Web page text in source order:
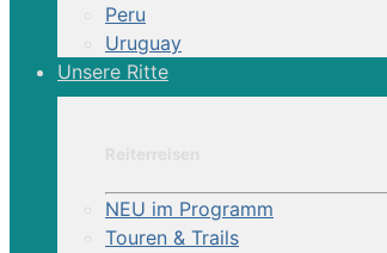
Peru
Uruguay
Unsere Ritte
NEU im Programm
Touren & Trails